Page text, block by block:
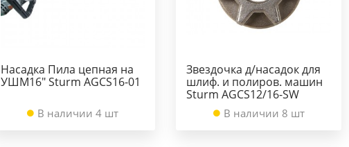
Насадка Пила цепная на
УШМ16" Sturm AGCS16-01
В наличии 4 шт
Звездочка д/насадок для
шлиф. и полиров. машин
Sturm AGCS12/16-SW
В наличии 8 шт